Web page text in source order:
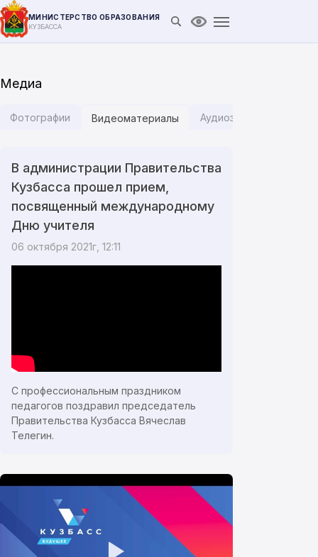
МИНИСТЕРСТВО ОБРАЗОВАНИЯ
КУЗБАССА Открыть поиск
Версия для
Медиа
Фотографии Видеоматериалы Аудиозаписи
В администрации Правительства
Кузбасса прошел прием,
посвященный международному
Дню учителя
06 октября 2021г, 12:11
С профессиональным праздником
педагогов поздравил председатель
Правительства Кузбасса Вячеслав
Телегин.